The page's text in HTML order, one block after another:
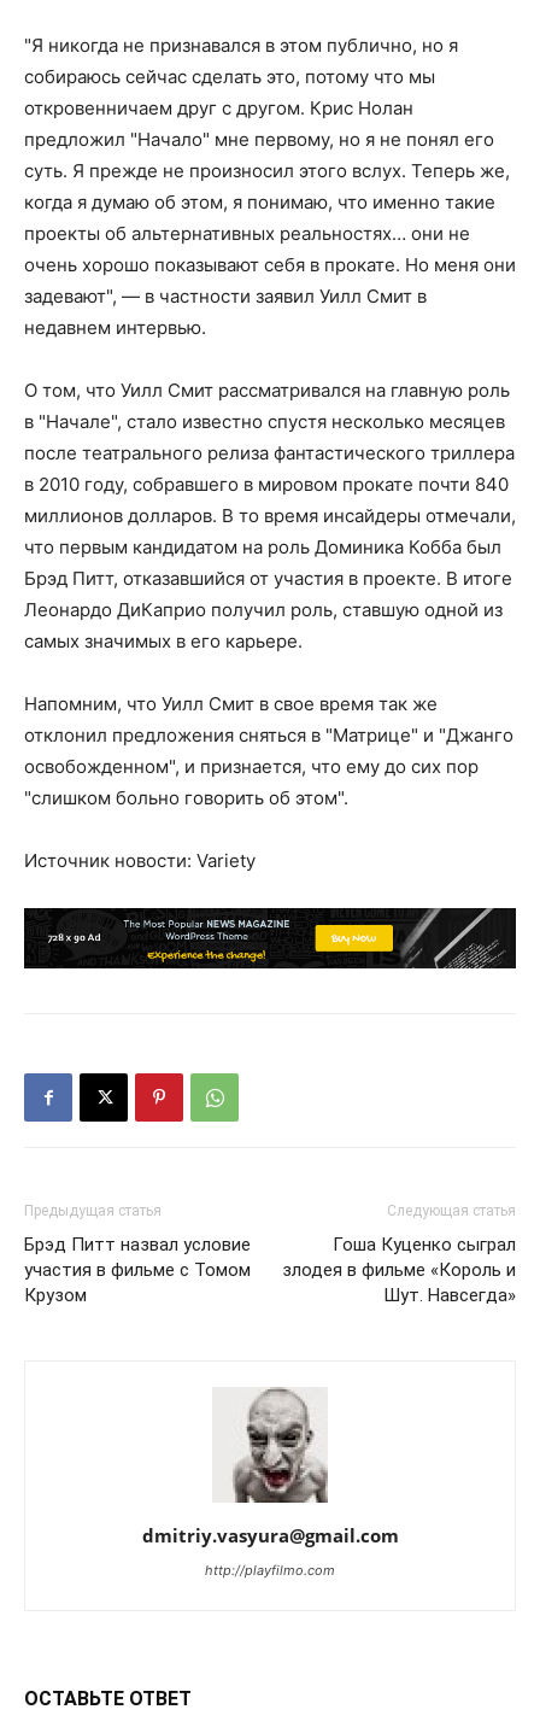
"Я никогда не признавался в этом публично, но я
собираюсь сейчас сделать это, потому что мы
откровенничаем друг с другом. Крис Нолан
предложил "Начало" мне первому, но я не понял его
суть. Я прежде не произносил этого вслух. Теперь же,
когда я думаю об этом, я понимаю, что именно такие
проекты об альтернативных реальностях… они не
очень хорошо показывают себя в прокате. Но меня они
задевают", — в частности заявил Уилл Смит в
недавнем интервью.
О том, что Уилл Смит рассматривался на главную роль
в "Начале", стало известно спустя несколько месяцев
после театрального релиза фантастического триллера
в 2010 году, собравшего в мировом прокате почти 840
миллионов долларов. В то время инсайдеры отмечали,
что первым кандидатом на роль Доминика Кобба был
Брэд Питт, отказавшийся от участия в проекте. В итоге
Леонардо ДиКаприо получил роль, ставшую одной из
самых значимых в его карьере.
Напомним, что Уилл Смит в свое время так же
отклонил предложения сняться в "Матрице" и "Джанго
освобожденном", и признается, что ему до сих пор
"слишком больно говорить об этом".
Источник новости: Variety
Предыдущая статья
Брэд Питт назвал условие
участия в фильме с Томом
Крузом
Следующая статья
Гоша Куценко сыграл
злодея в фильме «Король и
Шут. Навсегда»
dmitriy.vasyura@gmail.com
http://playfilmo.com
ОСТАВЬТЕ ОТВЕТ